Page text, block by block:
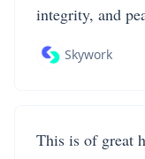
integrity, and
Skywork
This is of great